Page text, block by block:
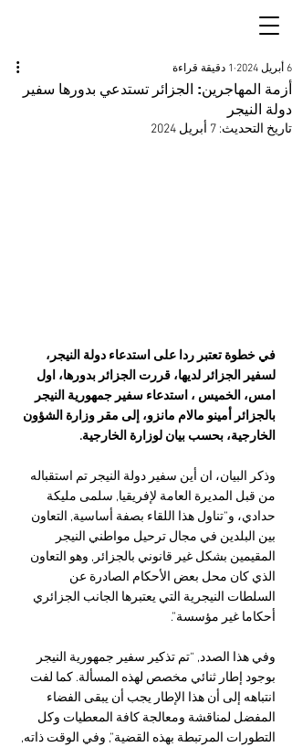
أزمة المهاجرين: الجزائر تستدعي بدورها سفير
دولة النيجر
6 أبريل 2024 1 دقيقة قراءة
تاريخ التحديث: 7 أبريل 2024
في خطوة تعتبر ردا على استدعاء دولة النيجر،
لسفير الجزائر لديها، قررت الجزائر بدورها، اول
امس، الخميس ، استدعاء سفير جمهورية النيجر
بالجزائر أمينو مالام مانزو، إلى مقر وزارة الشؤون
الخارجية، بحسب بيان لوزارة الخارجية.
وذكر البيان، ان أين سفير دولة النيجر تم استقباله
من قبل المديرة العامة لإفريقيا, سلمى مليكة
حدادي، و”تناول هذا اللقاء بصفة أساسية, التعاون
بين البلدين في مجال ترحيل مواطني النيجر
المقيمين بشكل غير قانوني بالجزائر, وهو التعاون
الذي كان محل بعض الأحكام الصادرة عن
السلطات النيجرية التي يعتبرها الجانب الجزائري
أحكاما غير مؤسسة”.
وفي هذا الصدد, “تم تذكير سفير جمهورية النيجر
بوجود إطار ثنائي مخصص لهذه المسألة. كما لفت
انتباهه إلى أن هذا الإطار يجب أن يبقى الفضاء
المفضل لمناقشة ومعالجة كافة المعطيات وكل
التطورات المرتبطة بهذه القضية”, وفي الوقت ذاته,